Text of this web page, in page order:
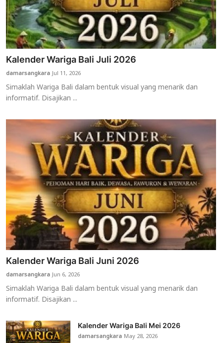
Kalender Wariga Bali Juli 2026
damarsangkaraJul 11, 2026
Simaklah Wariga Bali dalam bentuk visual yang menarik dan
informatif. Disajikan ...
Kalender Wariga Bali Juni 2026
damarsangkaraJun 6, 2026
Simaklah Wariga Bali dalam bentuk visual yang menarik dan
informatif. Disajikan ...
Kalender Wariga Bali Mei 2026
damarsangkara May 28, 2026